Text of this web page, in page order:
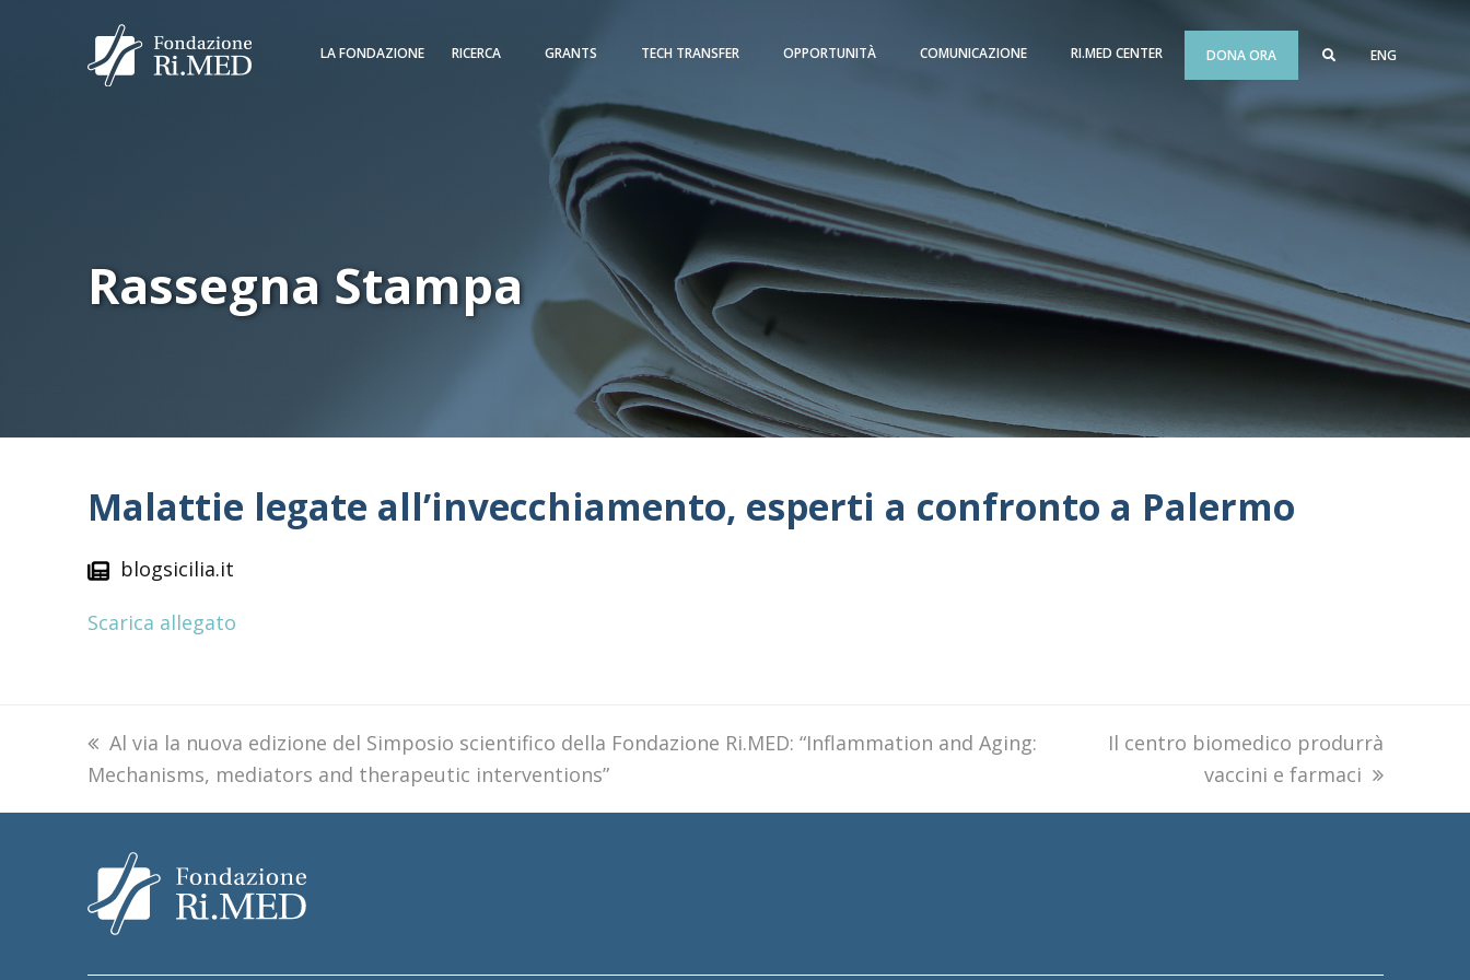
LA FONDAZIONE RICERCA GRANTS TECH TRANSFER OPPORTUNITÀ COMUNICAZIONE RI.MED CENTER DONA ORA ENG
Rassegna Stampa
Malattie legate all’invecchiamento, esperti a confronto a Palermo
blogsicilia.it
Scarica allegato
previous
post:
Al via la nuova edizione del Simposio scientifico della Fondazione Ri.MED: “Inflammation and Aging:
Mechanisms, mediators and therapeutic interventions”
next
Il centro biomedico produrrà
vaccini e farmaci